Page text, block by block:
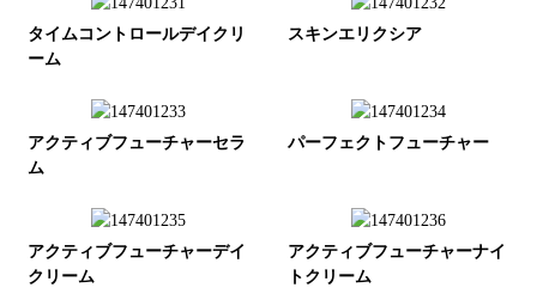
タイムコントロールデイクリ
ーム
スキンエリクシア
アクティブフューチャーセラ
ム
パーフェクトフューチャー
アクティブフューチャーデイ
クリーム
アクティブフューチャーナイ
トクリーム